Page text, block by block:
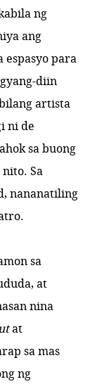
ng
ang
espasyo para
diin
artista
ni de
sa buong
Sa
nananatiling
sa
at
nina
at
sa mas
ng